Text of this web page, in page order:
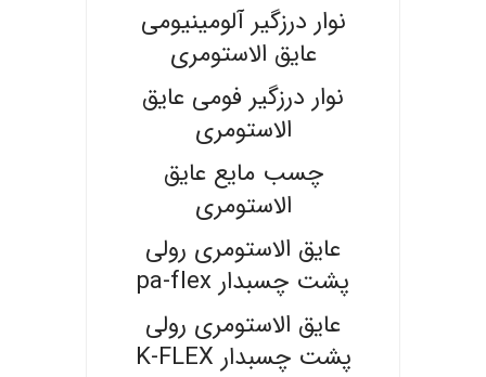
نوار درزگیر آلومینیومی
عایق الاستومری
نوار درزگیر فومی عایق
الاستومری
چسب مایع عایق
الاستومری
عایق الاستومری رولی
پشت چسبدار pa-flex
عایق الاستومری رولی
پشت چسبدار K-FLEX